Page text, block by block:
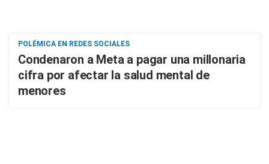
POLÉMICA EN REDES SOCIALES
Condenaron a Meta a pagar una millonaria
cifra por afectar la salud mental de
menores